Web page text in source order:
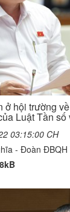
ở hội trường
Luật Tần số
03:15:00 CH
- Đoàn ĐBQH